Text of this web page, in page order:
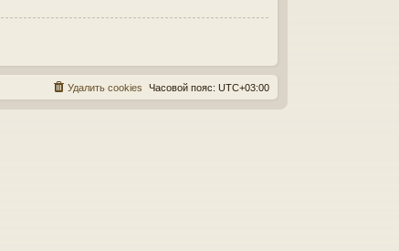
Часовой пояс: UTC+03:00
Удалить cookies